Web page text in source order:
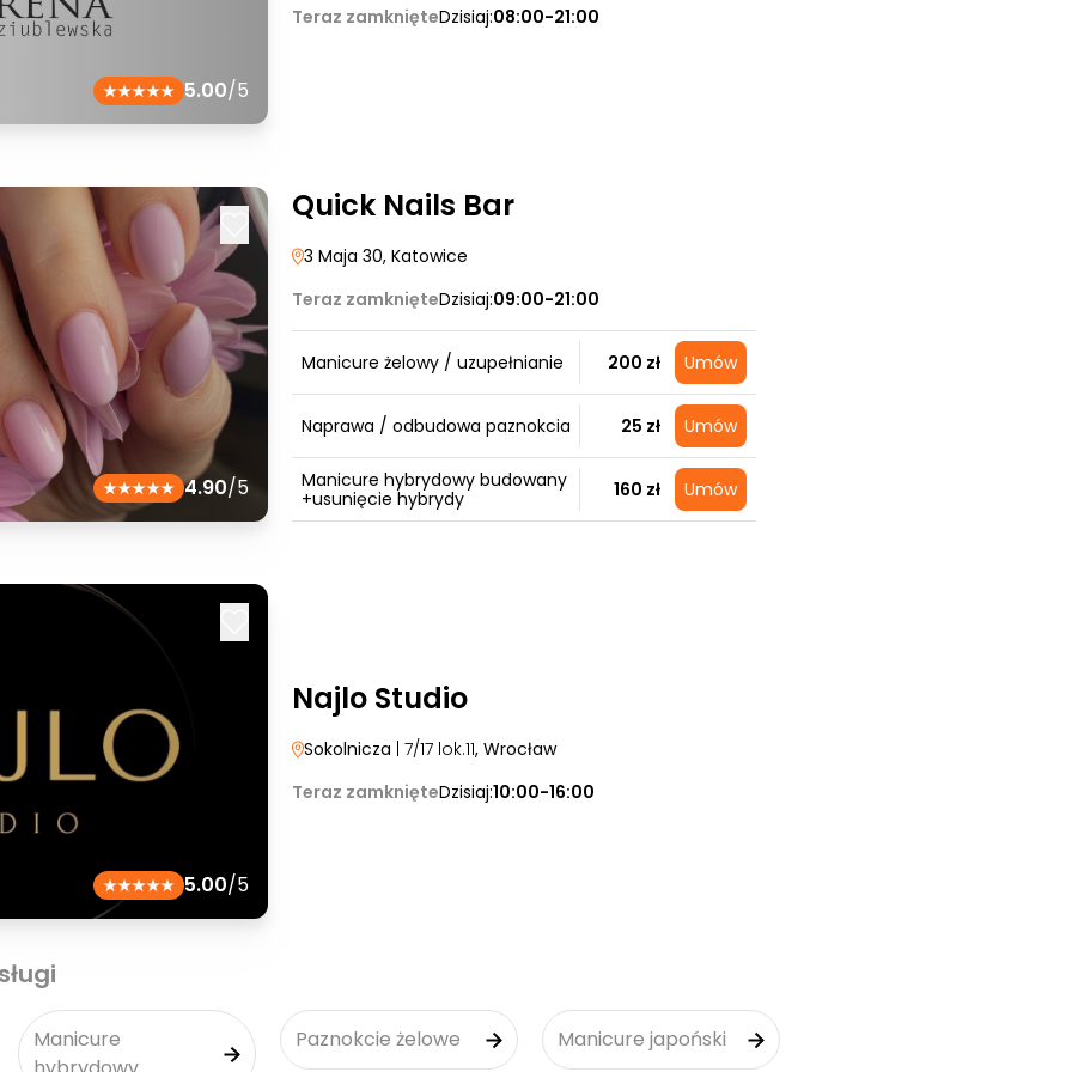
5.00/5
Teraz zamknięteDzisiaj:08:00-21:00
4.90/5
Quick Nails Bar
3 Maja 30, Katowice
Teraz zamknięteDzisiaj:09:00-21:00
Manicure żelowy / uzupełnianie 200 zł Umów
Naprawa / odbudowa paznokcia 25 zł Umów
Manicure hybrydowy budowany
+usunięcie hybrydy
160 zł Umów
5.00/5
Najlo Studio
Sokolnicza | 7/17 lok.11, Wrocław
Teraz zamknięteDzisiaj:10:00-16:00
Manicure
Paznokcie żelowe Manicure japoński